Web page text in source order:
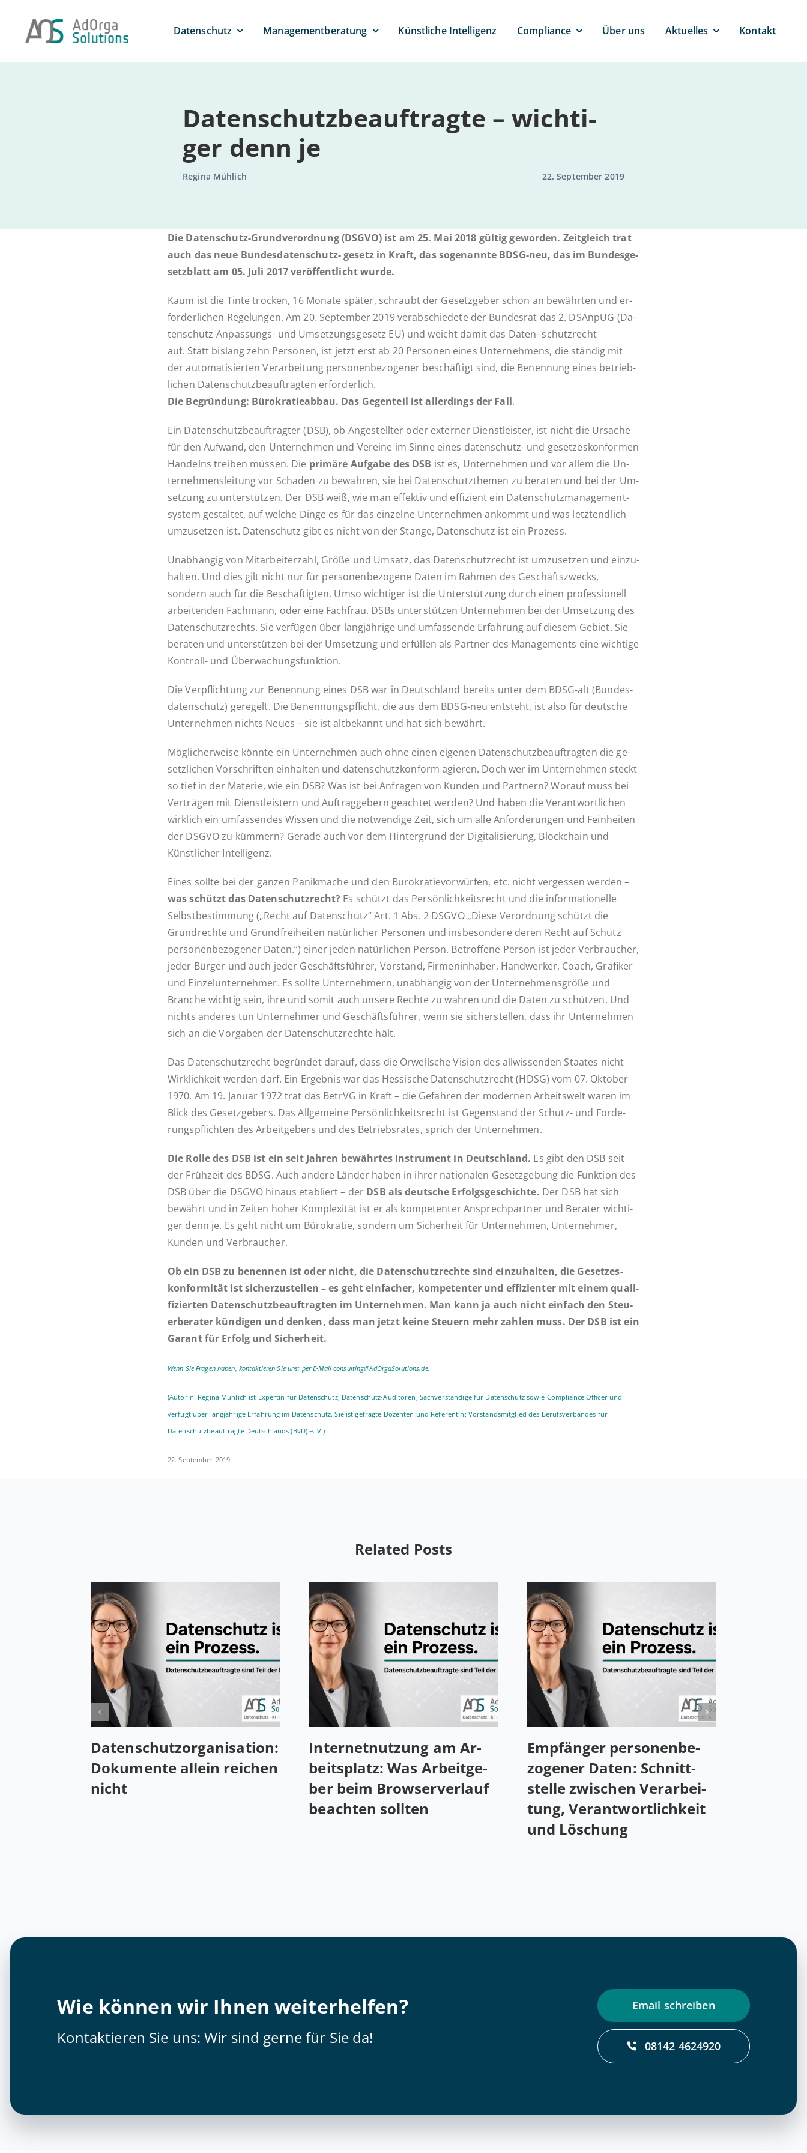
springen
Daten­schutz Management­beratung Künst­li­che Intelligenz Com­pli­ance Über uns Ak­tu­el­les Kontakt
Datenschutz­beauftragte – wich­ti­
ger denn je
Regina Mühlich 22. September 2019
Die Da­ten­­­schutz-Grun­d­­ver­­or­d­­nung (DSGVO) ist am 25. Mai 2018 gültig ge­wor­den. Zeit­gleich trat
auch das neue Bun­­des­­da­­ten­­schutz- gesetz in Kraft, das so­ge­nann­te BDSG-neu, das im Bun­des­ge­
setz­blatt am 05. Juli 2017 ver­öf­fent­licht wurde.
Kaum ist die Tinte trocken, 16 Monate später, schraubt der Ge­setz­ge­ber schon an be­währ­ten und er­
for­der­li­chen Re­ge­lun­gen. Am 20. Sep­tem­ber 2019 ver­ab­schie­de­te der Bun­des­rat das 2. DSAnpUG (Da­
ten­­­schutz-An­­pas­­sungs- und Um­set­zungs­ge­setz EU) und weicht damit das Daten- schutz­recht
auf. Statt bislang zehn Per­so­nen, ist jetzt erst ab 20 Per­so­nen eines Un­ter­neh­mens, die ständig mit
der au­to­ma­ti­sier­ten Ver­ar­bei­tung per­so­nen­be­zo­ge­ner be­schäf­tigt sind, die Be­nen­nung eines be­trieb­
li­chen Da­ten­schutz­be­auf­trag­ten erforderlich.
Die Be­grün­dung: Bü­ro­kra­tie­ab­bau. Das Ge­gen­teil ist al­ler­dings der Fall.
Ein Da­ten­schutz­be­auf­trag­ter (DSB), ob An­ge­stell­ter oder ex­ter­ner Dienst­leis­ter, ist nicht die Ursache
für den Aufwand, den Un­ter­neh­men und Vereine im Sinne eines da­ten­­­schutz- und ge­set­zes­kon­for­men
Han­delns treiben müssen. Die primäre Aufgabe des DSB ist es, Un­ter­neh­men und vor allem die Un­
ter­neh­mens­lei­tung vor Schaden zu be­wah­ren, sie bei Da­ten­schutz­the­men zu beraten und bei der Um­
set­zung zu un­ter­stüt­zen. Der DSB weiß, wie man ef­fek­tiv und ef­fi­zi­ent ein Da­ten­schutz­ma­nage­ment­
sys­tem ge­stal­tet, auf welche Dinge es für das ein­zel­ne Un­ter­neh­men ankommt und was letzt­end­lich
um­zu­set­zen ist. Daten­schutz gibt es nicht von der Stange, Daten­schutz ist ein Prozess.
Un­ab­hän­gig von Mit­ar­bei­ter­zahl, Größe und Umsatz, das Da­ten­schutz­recht ist um­zu­set­zen und ein­zu­
hal­ten. Und dies gilt nicht nur für per­so­nen­be­zo­ge­ne Daten im Rahmen des Ge­schäfts­zwecks,
sondern auch für die Be­schäf­tig­ten. Umso wich­ti­ger ist die Un­ter­stüt­zung durch einen pro­fes­sio­nell
ar­bei­ten­den Fach­mann, oder eine Fach­frau. DSBs un­ter­stüt­zen Un­ter­neh­men bei der Um­set­zung des
Da­ten­schutz­rechts. Sie ver­fü­gen über lang­jäh­ri­ge und um­fas­sen­de Er­fah­rung auf diesem Gebiet. Sie
beraten und un­ter­stüt­zen bei der Um­set­zung und er­fül­len als Partner des Ma­nage­ments eine wich­ti­ge
Kon­­­troll- und Überwachungsfunktion.
Die Ver­pflich­tung zur Be­nen­nung eines DSB war in Deutsch­land bereits unter dem BDSG-alt (Bun­des­
da­ten­schutz) ge­re­gelt. Die Be­nen­nungs­pflicht, die aus dem BDSG-neu ent­steht, ist also für deut­sche
Un­ter­neh­men nichts Neues – sie ist alt­be­kannt und hat sich bewährt.
Mög­li­cher­wei­se könnte ein Un­ter­neh­men auch ohne einen eigenen Da­ten­schutz­be­auf­trag­ten die ge­
setz­li­chen Vor­schrif­ten ein­hal­ten und da­ten­schutz­kon­form agieren. Doch wer im Un­ter­neh­men steckt
so tief in der Materie, wie ein DSB? Was ist bei An­fra­gen von Kunden und Part­nern? Worauf muss bei
Ver­trä­gen mit Dienst­leis­tern und Auf­trag­ge­bern ge­ach­tet werden? Und haben die Ver­ant­wort­li­chen
wirk­lich ein um­fas­sen­des Wissen und die not­wen­di­ge Zeit, sich um alle An­for­de­run­gen und Fein­hei­ten
der DSGVO zu kümmern? Gerade auch vor dem Hin­ter­grund der Di­gi­ta­li­sie­rung, Block­chain und
Künst­li­cher Intelligenz.
Eines sollte bei der ganzen Pa­nik­ma­che und den Bü­ro­kra­tie­vor­wür­fen, etc. nicht ver­ges­sen werden –
was schützt das Da­ten­schutz­recht? Es schützt das Per­sön­lich­keits­recht und die in­for­ma­tio­nel­le
Selbst­be­stim­mung („Recht auf Daten­schutz“ Art. 1 Abs. 2 DSGVO „Diese Ver­ord­nung schützt die
Grund­rech­te und Grund­frei­hei­ten na­tür­li­cher Per­so­nen und ins­be­son­de­re deren Recht auf Schutz
per­so­nen­be­zo­ge­ner Daten.“) einer jeden na­tür­li­chen Person. Be­trof­fe­ne Person ist jeder Ver­brau­cher,
jeder Bürger und auch jeder Ge­schäfts­füh­rer, Vor­stand, Fir­men­in­ha­ber, Hand­wer­ker, Coach, Gra­fi­ker
und Ein­zel­un­ter­neh­mer. Es sollte Un­ter­neh­mern, un­ab­hän­gig von der Un­ter­neh­mens­grö­ße und
Branche wichtig sein, ihre und somit auch unsere Rechte zu wahren und die Daten zu schüt­zen. Und
nichts anderes tun Un­ter­neh­mer und Ge­schäfts­füh­rer, wenn sie si­cher­stel­len, dass ihr Un­ter­neh­men
sich an die Vor­ga­ben der Da­ten­schutz­rech­te hält.
Das Da­ten­schutz­recht be­grün­det darauf, dass die Or­well­sche Vision des all­wis­sen­den Staates nicht
Wirk­lich­keit werden darf. Ein Er­geb­nis war das Hes­si­sche Da­ten­schutz­recht (HDSG) vom 07. Oktober
1970. Am 19. Januar 1972 trat das BetrVG in Kraft – die Ge­fah­ren der mo­der­nen Ar­beits­welt waren im
Blick des Ge­setz­ge­bers. Das All­ge­mei­ne Per­sön­lich­keits­recht ist Ge­gen­stand der Schutz- und För­de­
rungs­pflich­ten des Ar­beit­ge­bers und des Be­triebs­ra­tes, sprich der Unternehmen.
Die Rolle des DSB ist ein seit Jahren be­währ­tes In­stru­ment in Deutsch­land. Es gibt den DSB seit
der Früh­zeit des BDSG. Auch andere Länder haben in ihrer na­tio­na­len Ge­setz­ge­bung die Funk­ti­on des
DSB über die DSGVO hinaus eta­bliert – der DSB als deut­sche Er­folgs­ge­schich­te. Der DSB hat sich
bewährt und in Zeiten hoher Kom­ple­xi­tät ist er als kom­pe­ten­ter An­sprech­part­ner und Berater wich­ti­
ger denn je. Es geht nicht um Bü­ro­kra­tie, sondern um Si­cher­heit für Un­ter­neh­men, Un­ter­neh­mer,
Kunden und Verbraucher.
Ob ein DSB zu be­nen­nen ist oder nicht, die Da­ten­schutz­rech­te sind ein­zu­hal­ten, die Ge­set­zes­
kon­for­mi­tät ist si­cher­zu­stel­len – es geht ein­fa­cher, kom­pe­ten­ter und ef­fi­zi­en­ter mit einem qua­li­
fi­zier­ten Da­ten­schutz­be­auf­trag­ten im Un­ter­neh­men. Man kann ja auch nicht einfach den Steu­
er­be­ra­ter kün­di­gen und denken, dass man jetzt keine Steuern mehr zahlen muss. Der DSB ist ein
Garant für Erfolg und Sicherheit.
Wenn Sie Fragen haben, kon­tak­tie­ren Sie uns: per E-Mail consulting@AdOrgaSolutions.de.
(Autorin: Regina Mühlich ist Ex­per­tin für Daten­schutz, Da­ten­­­schutz-Au­­di­­to­­ren, Sach­ver­stän­di­ge für Daten­schutz sowie Com­pli­ance Officer und
verfügt über lang­jäh­ri­ge Er­fah­rung im Daten­schutz. Sie ist ge­frag­te Do­zen­ten und Re­fe­ren­tin; Vor­stands­mit­glied des Be­rufs­ver­ban­des für
Datenschutz­beauftragte Deutsch­lands (BvD) e. V.)
22. Sep­tem­ber 2019
Related Posts
Da­ten­schutz­or­ga­ni­sa­ti­on:
Do­ku­men­te allein reichen
nicht
In­ter­net­nut­zung am Ar­
beits­platz: Was Ar­beit­ge­
ber beim Brow­ser­ver­lauf
be­ach­ten sollten
Emp­fän­ger per­so­nen­be­
zo­ge­ner Daten: Schnitt­
stel­le zwi­schen Ver­ar­bei­
tung, Ver­ant­wort­lich­keit
und Löschung
Wie können wir Ihnen weiterhelfen?
Kontaktieren Sie uns: Wir sind gerne für Sie da!
Email schrei­ben
08142 4624920